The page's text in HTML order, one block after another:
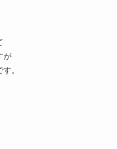
が
。